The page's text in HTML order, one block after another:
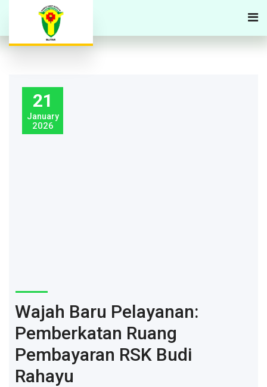
21
January
2026
Wajah Baru Pelayanan:
Pemberkatan Ruang
Pembayaran RSK Budi
Rahayu